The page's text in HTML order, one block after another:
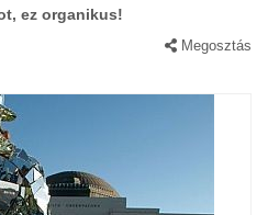
ez organikus!
Megosztás